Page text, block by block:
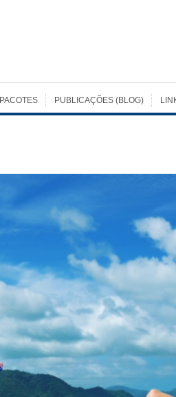
PACOTES PUBLICAÇÕES (BLOG)